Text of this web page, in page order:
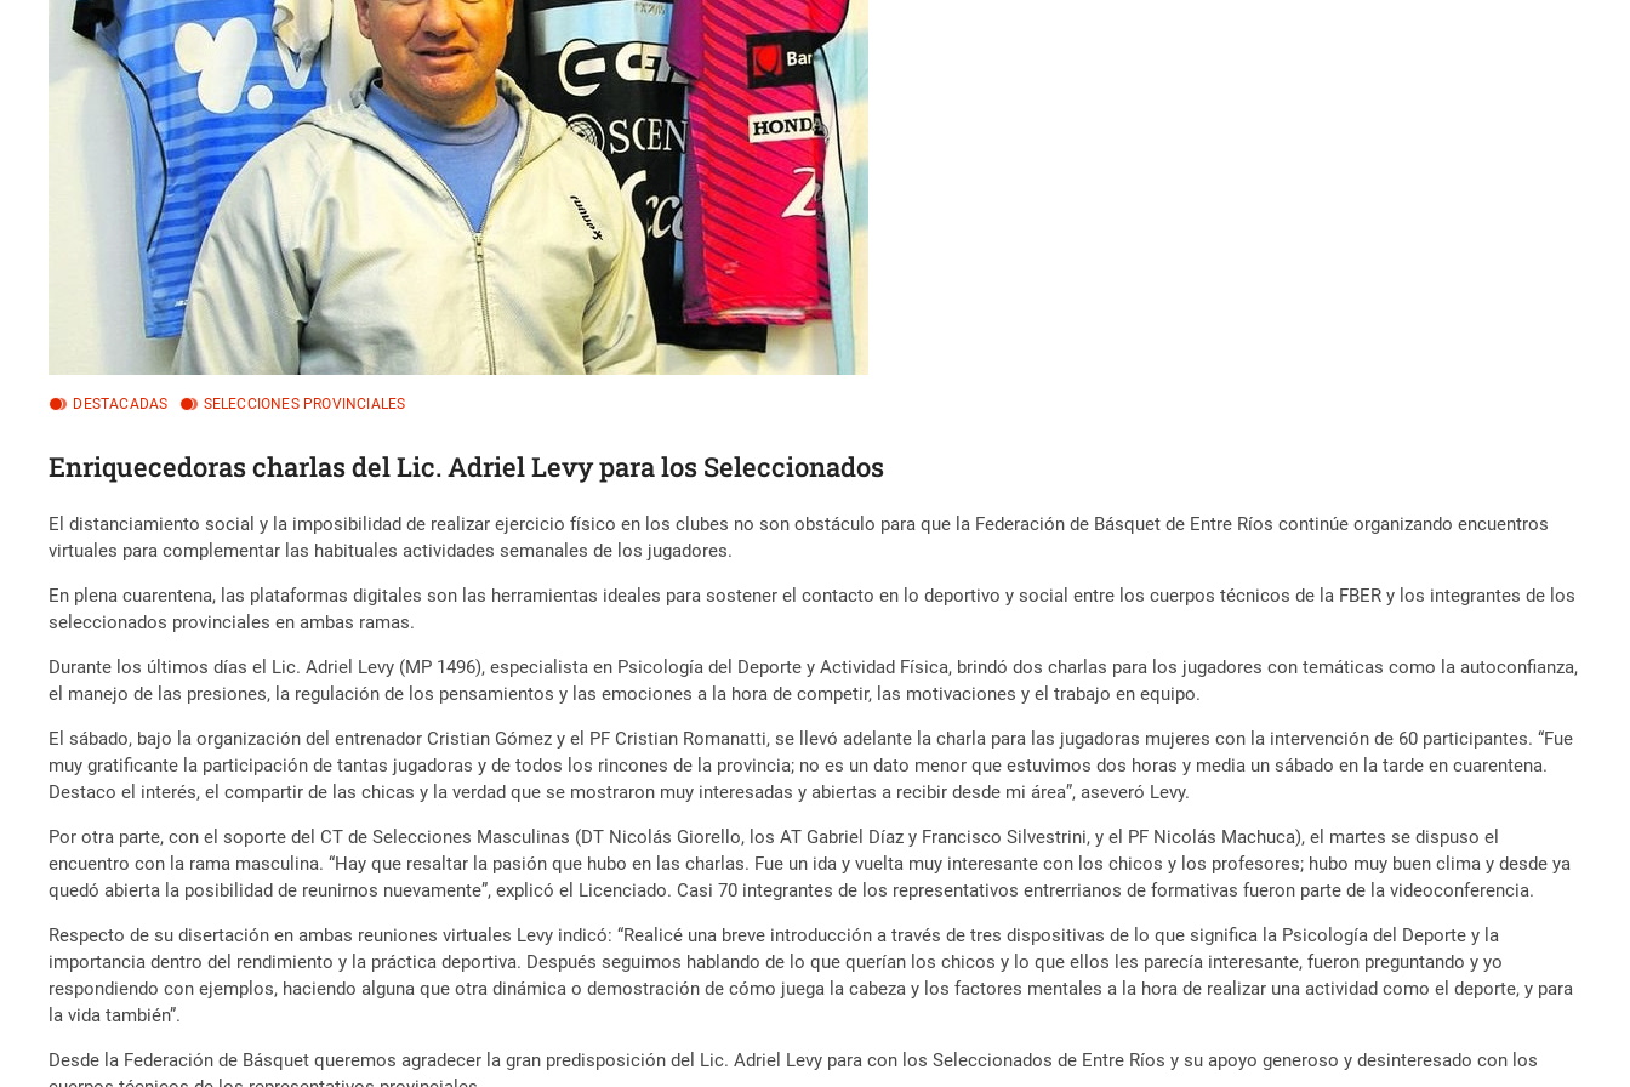
DESTACADAS SELECCIONES PROVINCIALES
Enriquecedoras charlas del Lic. Adriel Levy para los Seleccionados
El distanciamiento social y la imposibilidad de realizar ejercicio físico en los clubes no son obstáculo para que la Federación de Básquet de Entre Ríos continúe organizando encuentros
virtuales para complementar las habituales actividades semanales de los jugadores.
En plena cuarentena, las plataformas digitales son las herramientas ideales para sostener el contacto en lo deportivo y social entre los cuerpos técnicos de la FBER y los integrantes de los
seleccionados provinciales en ambas ramas.
Durante los últimos días el Lic. Adriel Levy (MP 1496), especialista en Psicología del Deporte y Actividad Física, brindó dos charlas para los jugadores con temáticas como la autoconfianza,
el manejo de las presiones, la regulación de los pensamientos y las emociones a la hora de competir, las motivaciones y el trabajo en equipo.
El sábado, bajo la organización del entrenador Cristian Gómez y el PF Cristian Romanatti, se llevó adelante la charla para las jugadoras mujeres con la intervención de 60 participantes. “Fue
muy gratificante la participación de tantas jugadoras y de todos los rincones de la provincia; no es un dato menor que estuvimos dos horas y media un sábado en la tarde en cuarentena.
Destaco el interés, el compartir de las chicas y la verdad que se mostraron muy interesadas y abiertas a recibir desde mi área”, aseveró Levy.
Por otra parte, con el soporte del CT de Selecciones Masculinas (DT Nicolás Giorello, los AT Gabriel Díaz y Francisco Silvestrini, y el PF Nicolás Machuca), el martes se dispuso el
encuentro con la rama masculina. “Hay que resaltar la pasión que hubo en las charlas. Fue un ida y vuelta muy interesante con los chicos y los profesores; hubo muy buen clima y desde ya
quedó abierta la posibilidad de reunirnos nuevamente”, explicó el Licenciado. Casi 70 integrantes de los representativos entrerrianos de formativas fueron parte de la videoconferencia.
Respecto de su disertación en ambas reuniones virtuales Levy indicó: “Realicé una breve introducción a través de tres dispositivas de lo que significa la Psicología del Deporte y la
importancia dentro del rendimiento y la práctica deportiva. Después seguimos hablando de lo que querían los chicos y lo que ellos les parecía interesante, fueron preguntando y yo
respondiendo con ejemplos, haciendo alguna que otra dinámica o demostración de cómo juega la cabeza y los factores mentales a la hora de realizar una actividad como el deporte, y para
la vida también”.
Desde la Federación de Básquet queremos agradecer la gran predisposición del Lic. Adriel Levy para con los Seleccionados de Entre Ríos y su apoyo generoso y desinteresado con los